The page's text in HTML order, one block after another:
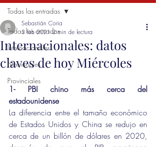
Todas las entradas
Internacionales
Nacionales
Provinciales
Todas las entradas
Internacionales: datos
claves de hoy Miércoles
Sebastián Coria
3 feb 2021 2 min de lectura
1- PBI chino más cerca del
estadounidense
La diferencia entre el tamaño económico
de Estados Unidos y China se redujo en
cerca de un billón de dólares en 2020,